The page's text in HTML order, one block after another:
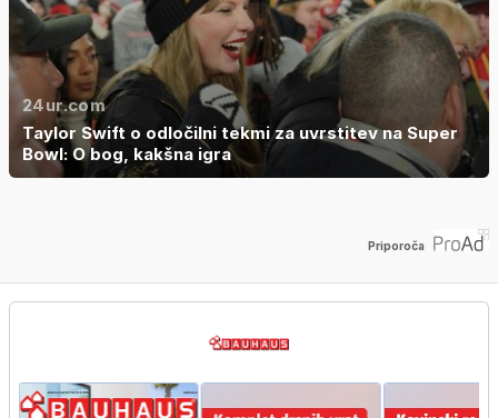
24ur.com
Taylor Swift o odločilni tekmi za uvrstitev na Super
Bowl: O bog, kakšna igra
Priporoča